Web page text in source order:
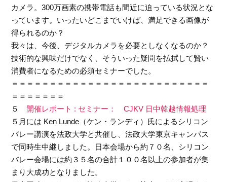
カメラ。300万画素の携帯電話も間近に迫っている状況とな
っています。いったいどこまでいけば、満足できる画像が
得られるのか？
我々は、今後、デジタルカメラを必要としなくなるのか？
技術的な興味だけでなく、そういった疑問を払拭して賢い
消費者になるための必須セミナーでした。
＝＝＝＝＝＝＝＝＝＝＝＝＝＝＝＝＝＝＝＝＝＝＝＝＝＝
＝＝＝＝＝＝＝
５ 開催レポート : セミナー： CJKV 日中韓越情報処理
５月には Ken Lunde（ケン・ランディ）氏によるシリコン
バレー講演を法政大学と共催し、法政大学東京キャンパス
で同時生中継しました。日本会場から約７０名、シリコン
バレー会場には約３５名の合計１００名以上の参加者が集
まり大成功となりました。